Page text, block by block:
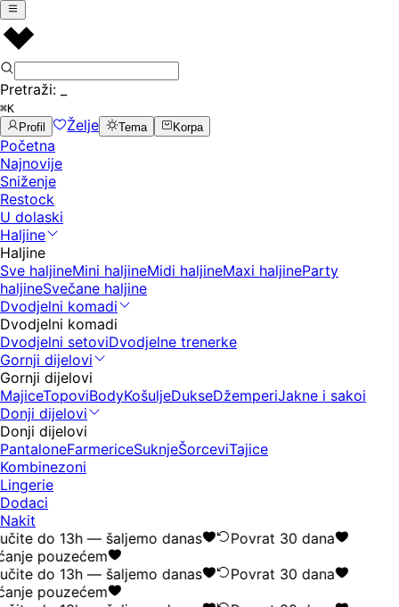
Pretraži:
⌘K
Profil
Želje Tema Korpa
Početna
Najnovije
Sniženje
Restock
U dolaski
Haljine
Haljine
Sve haljineMini haljineMidi haljineMaxi haljineParty
haljineSvečane haljine
Dvodjelni komadi
Dvodjelni komadi
Dvodjelni setoviDvodjelne trenerke
Gornji dijelovi
Gornji dijelovi
MajiceTopoviBodyKošuljeDukseDžemperiJakne i sakoi
Donji dijelovi
Donji dijelovi
PantaloneFarmericeSuknjeŠorceviTajice
Kombinezoni
Lingerie
Dodaci
Nakit
do 13h — šaljemo danas
Povrat 30 dana
pouzećem
do 13h — šaljemo danas
Povrat 30 dana
pouzećem